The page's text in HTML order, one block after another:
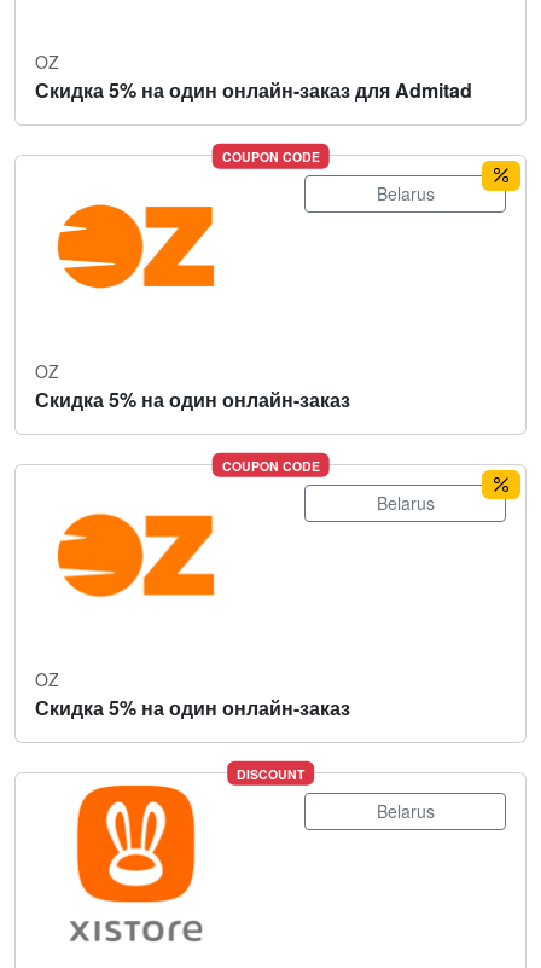
OZ
Скидка 5% на один онлайн-заказ для Admitad
COUPON CODE
Belarus
OZ
Скидка 5% на один онлайн-заказ
COUPON CODE
Belarus
OZ
Скидка 5% на один онлайн-заказ
DISCOUNT
Belarus